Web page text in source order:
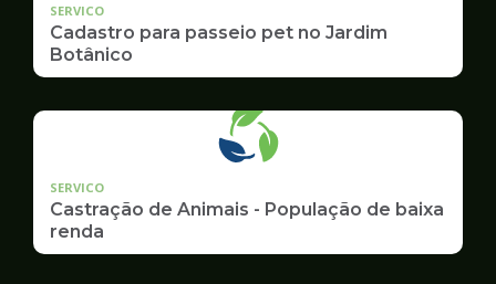
SERVICO
Cadastro para passeio pet no Jardim
Botânico
SERVICO
Castração de Animais - População de baixa
renda